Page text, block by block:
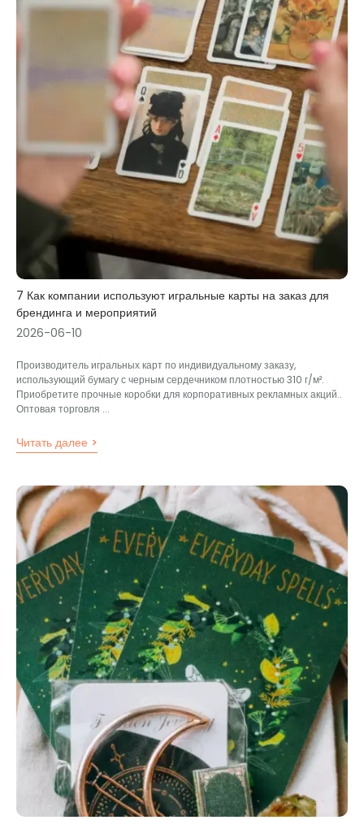
7 Как компании используют игральные карты на заказ для
брендинга и мероприятий
2026-06-10
Производитель игральных карт по индивидуальному заказу,
использующий бумагу с черным сердечником плотностью 310 г/м².
Приобретите прочные коробки для корпоративных рекламных акций..
Оптовая торговля ...
Читать далее >